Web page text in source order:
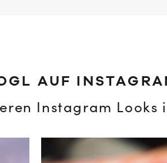
AUF
Instagram Looks